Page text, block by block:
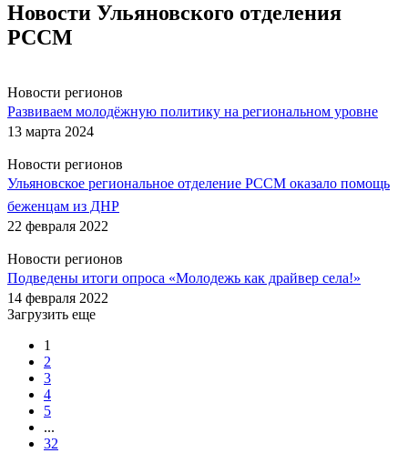
Новости Ульяновского отделения
РССМ
Новости регионов
Развиваем молодёжную политику на региональном уровне
13 марта 2024
Новости регионов
Ульяновское региональное отделение РССМ оказало помощь
беженцам из ДНР
22 февраля 2022
Новости регионов
Подведены итоги опроса «Молодежь как драйвер села!»
14 февраля 2022
Загрузить еще
1
2
3
4
5
...
32